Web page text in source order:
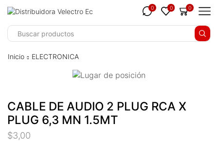
panel
panel
0 0 0
Inicio ELECTRONICA
CABLE DE AUDIO 2 PLUG RCA X
PLUG 6,3 MN 1.5MT
$3,00